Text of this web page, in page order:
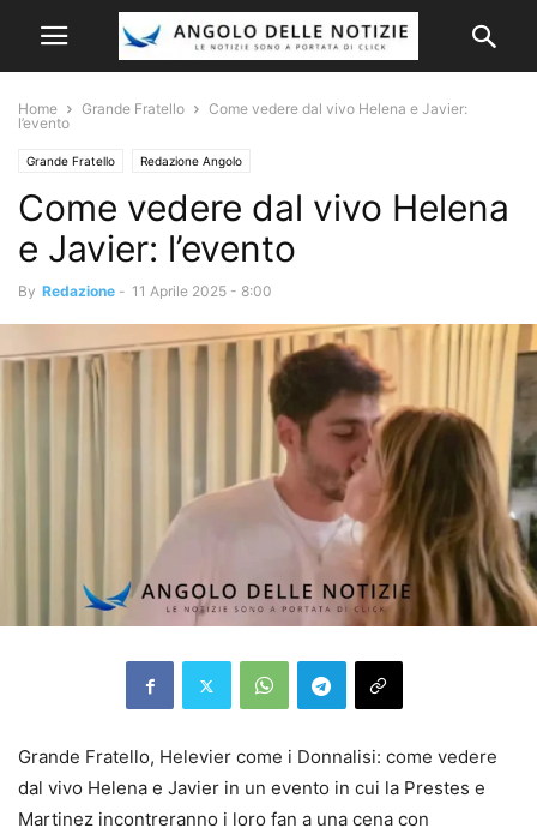
Home Grande Fratello
Come vedere dal vivo Helena e Javier:
l’evento
Grande Fratello Redazione Angolo
Come vedere dal vivo Helena
e Javier: l’evento
By Redazione - 11 Aprile 2025 - 8:00
Grande Fratello, Helevier come i Donnalisi: come vedere
dal vivo Helena e Javier in un evento in cui la Prestes e
Martinez incontreranno i loro fan a una cena con